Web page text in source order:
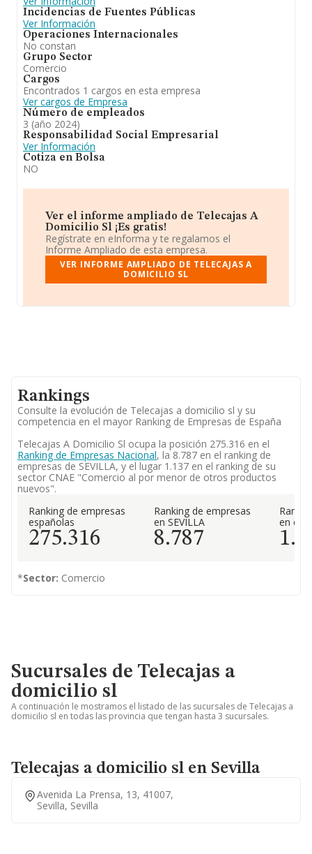
Incidencias de Fuentes Públicas
Ver Información
Operaciones Internacionales
No constan
Grupo Sector
Comercio
Cargos
Encontrados 1 cargos en esta empresa
Ver cargos de Empresa
Número de empleados
3 (año 2024)
Responsabilidad Social Empresarial
Ver Información
Cotiza en Bolsa
NO
Ver el informe ampliado de Telecajas A
Domicilio Sl ¡Es gratis!
Regístrate en eInforma y te regalamos el
Informe Ampliado de esta empresa.
VER INFORME AMPLIADO DE TELECAJAS A
DOMICILIO SL
Rankings
Consulte la evolución de Telecajas a domicilio sl y su
competencia en el mayor Ranking de Empresas de España
Telecajas A Domicilio Sl ocupa la posición 275.316 en el
Ranking de Empresas Nacional, la 8.787 en el ranking de
empresas de SEVILLA, y el lugar 1.137 en el ranking de su
sector CNAE "Comercio al por menor de otros productos
nuevos".
Ranking de empresas
españolas
275.316
Ranking de empresas
en SEVILLA
8.787
en el
*Sector: Comercio
Sucursales de Telecajas a
domicilio sl
A continuación le mostramos el listado de las sucursales de Telecajas a
domicilio sl en todas las provincia que tengan hasta 3 sucursales.
Telecajas a domicilio sl en Sevilla
Avenida La Prensa, 13, 41007,
Sevilla, Sevilla